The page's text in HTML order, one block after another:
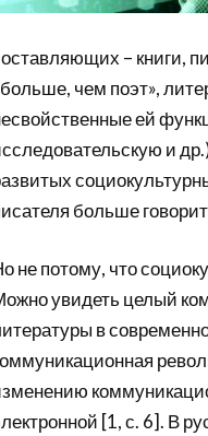
– книги,
чем поэт»,
ей
и
больше
не потому, что
увидеть целый
в
[1, с. 6]. В